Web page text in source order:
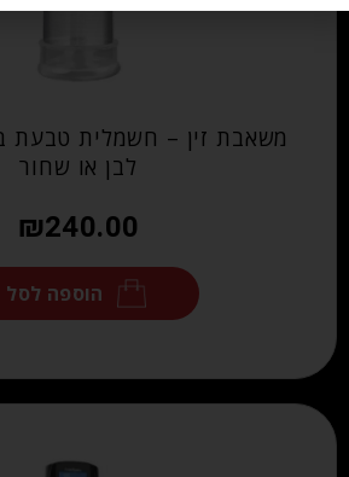
משאבת זין – חשמלית טבעת
לבן או שחור
₪240.00
הוספה לסל